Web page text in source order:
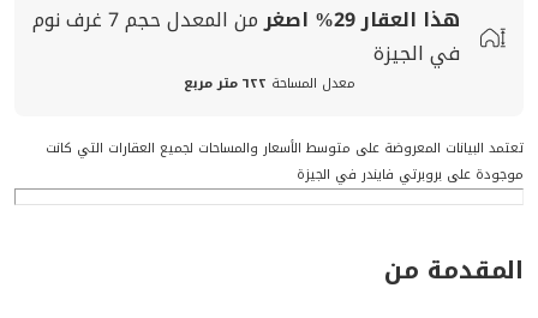
هذا العقار29% اصغرمن المعدلحجم 7 غرف نوم
في الجيزة
معدل المساحة ٦٢٢ متر مربع
تعتمد البيانات المعروضة على متوسط الأسعار والمساحات لجميع العقارات التي كانت
موجودة على بروبرتي فايندر في الجيزة
المقدمة من